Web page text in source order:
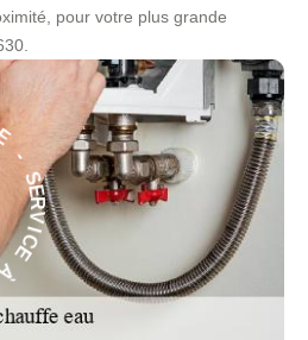
pour votre plus grande
E
R
V
I
C
E
À
D